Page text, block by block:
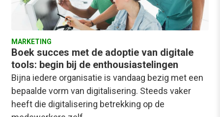
MARKETING
Boek succes met de adoptie van digitale
tools: begin bij de enthousiastelingen
Bijna iedere organisatie is vandaag bezig met een
bepaalde vorm van digitalisering. Steeds vaker
heeft die digitalisering betrekking op de